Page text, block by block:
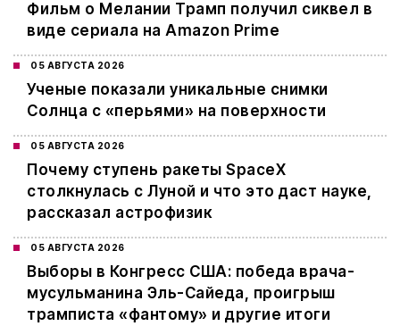
Фильм о Мелании Трамп получил сиквел в
виде сериала на Amazon Prime
05 АВГУСТА 2026
Ученые показали уникальные снимки
Солнца с «перьями» на поверхности
05 АВГУСТА 2026
Почему ступень ракеты SpaceX
столкнулась с Луной и что это даст науке,
рассказал астрофизик
05 АВГУСТА 2026
Выборы в Конгресс США: победа врача-
мусульманина Эль-Сайеда, проигрыш
трамписта «фантому» и другие итоги